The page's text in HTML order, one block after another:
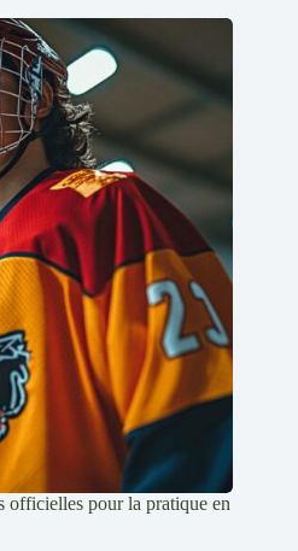
officielles pour la pratique en